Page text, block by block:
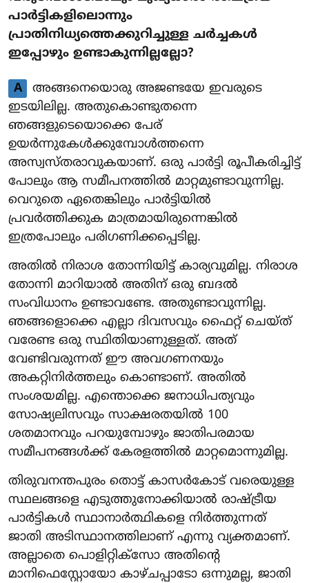
പാർട്ടികളിലൊന്നും
പ്രാതിനിധ്യത്തെക്കുറിച്ചുള്ള ചർച്ചകൾ
ഇപ്പോഴും ഉണ്ടാകുന്നില്ലല്ലോ?
A
അങ്ങനെയൊരു അജണ്ടയേ ഇവരുടെ
ഇടയിലില്ല. അതുകൊണ്ടുതന്നെ
ഞങ്ങളുടെയൊക്കെ പേര്
ഉയർന്നുകേൾക്കുമ്പോൾത്തന്നെ
അസ്വസ്തരാവുകയാണ്. ഒരു പാർട്ടി രൂപീകരിച്ചിട്ട്
പോലും ആ സമീപനത്തിൽ മാറ്റമുണ്ടാവുന്നില്ല.
വെറുതെ ഏതെങ്കിലും പാർട്ടിയിൽ
പ്രവർത്തിക്കുക മാത്രമായിരുന്നെങ്കിൽ
ഇത്രപോലും പരിഗണിക്കപ്പെടില്ല.
അതിൽ നിരാശ തോന്നിയിട്ട് കാര്യവുമില്ല. നിരാശ
തോന്നി മാറിയാൽ അതിന് ഒരു ബദൽ
സംവിധാനം ഉണ്ടാവണ്ടേ. അതുണ്ടാവുന്നില്ല.
ഞങ്ങളൊക്കെ എല്ലാ ദിവസവും ഫൈറ്റ് ചെയ്ത്
വരേണ്ട ഒരു സ്ഥിതിയാണുള്ളത്. അത്
വേണ്ടിവരുന്നത് ഈ അവഗണനയും
അകറ്റിനിർത്തലും കൊണ്ടാണ്. അതിൽ
സംശയമില്ല. എന്തൊക്കെ ജനാധിപത്യവും
സോഷ്യലിസവും സാക്ഷരതയിൽ 100
ശതമാനവും പറയുമ്പോഴും ജാതിപരമായ
സമീപനങ്ങൾക്ക് കേരളത്തിൽ മാറ്റമൊന്നുമില്ല.
തിരുവനന്തപുരം തൊട്ട് കാസർകോട് വരെയുള്ള
സ്ഥലങ്ങളെ എടുത്തുനോക്കിയാൽ രാഷ്ട്രീയ
പാർട്ടികൾ സ്ഥാനാർത്ഥികളെ നിർത്തുന്നത്
ജാതി അടിസ്ഥാനത്തിലാണ് എന്നു വ്യക്തമാണ്.
അല്ലാതെ പൊളിറ്റിക്സോ അതിന്റെ
മാനിഫെസ്റ്റോയോ കാഴ്ചപ്പാടോ ഒന്നുമല്ല, ജാതി